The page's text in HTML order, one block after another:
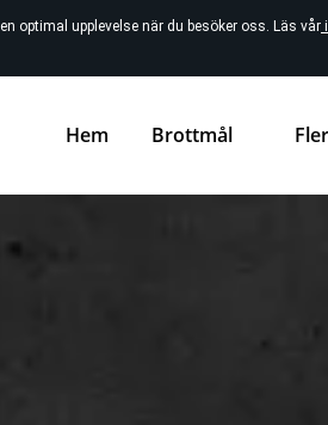
optimal upplevelse när du besöker oss. Läs vår
Hem Brottmål